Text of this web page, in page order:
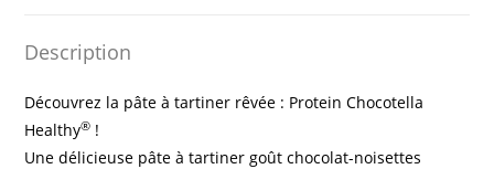
Description
Découvrez la pâte à tartiner rêvée : Protein Chocotella
Healthy® !
Une délicieuse pâte à tartiner goût chocolat-noisettes